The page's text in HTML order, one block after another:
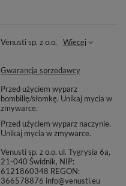
Venusti sp. z o.o. Więcej
Gwarancja sprzedawcy
Przed użyciem wyparz
bombillę/słomkę. Unikaj mycia w
zmywarce.
Przed użyciem wyparz naczynie.
Unikaj mycia w zmywarce.
Venusti sp. z o.o. ul. Tygrysia 6a,
21-040 Świdnik, NIP:
6121860348 REGON:
366578876 info@venusti.eu